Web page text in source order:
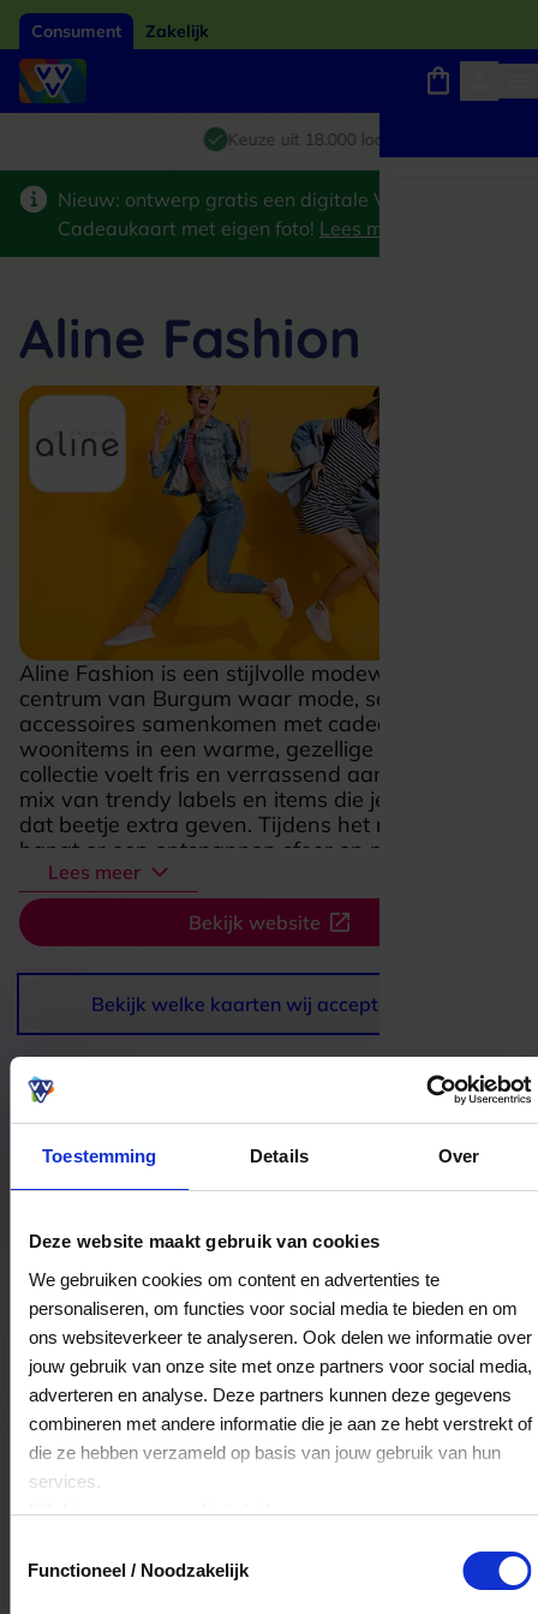
Toestemming Details Over
Deze website maakt gebruik van cookies
We gebruiken cookies om content en advertenties te
personaliseren, om functies voor social media te bieden en om
ons websiteverkeer te analyseren. Ook delen we informatie over
jouw gebruik van onze site met onze partners voor social media,
adverteren en analyse. Deze partners kunnen deze gegevens
combineren met andere informatie die je aan ze hebt verstrekt of
die ze hebben verzameld op basis van jouw gebruik van hun
services.
Klikhiervoor ons cookiebeleid.
Functioneel / Noodzakelijk
Consument Zakelijk
Giftcard van het jaar 2026
Keuze uit 18.000 locaties
Winkels, webshops en uitjes
Nieuw: ontwerp gratis een digitale VVV
Cadeaukaart met eigen foto! Lees meer
Aline Fashion is een stijlvolle modewinkel in het
centrum van Burgum waar mode, schoenen en
accessoires samenkomen met cadeaus en
woonitems in een warme, gezellige setting. De
collectie voelt fris en verrassend aan, met een
mix van trendy labels en items die je outfit net
dat beetje extra geven. Tijdens het rondkijken
hangt er een ontspannen sfeer en maakt de
verzorgde presentatie het extra leuk om rustig te
snuffelen en nieuwe favorieten te ontdekken. Juist
die combinatie van mode, inspiratie en
gastvrijheid maakt Aline Fashion een fijne plek
om jezelf te verwennen of iets moois mee naar
huis te nemen.
Lees meer
Bekijk website
Aline Fashion
Bekijk welke kaarten wij accepteren
Bestedingslocaties
Aline Fashion
Schoolstraat 70
9251ED Burgum
Veelgestelde Vragen
Het volledige saldo op de VVV cadeaukaart